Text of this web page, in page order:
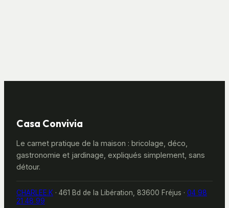
Casa Convivia
Le carnet pratique de la maison : bricolage, déco,
gastronomie et jardinage, expliqués simplement, sans
détour.
CHARLEE.K · 461 Bd de la Libération, 83600 Fréjus · 04 98
21 48 99